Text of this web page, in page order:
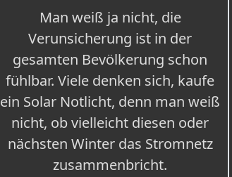
Man weiß ja nicht, die
Verunsicherung ist in der
gesamten Bevölkerung schon
fühlbar. Viele denken sich, kaufe
ein Solar Notlicht, denn man weiß
nicht, ob vielleicht diesen oder
nächsten Winter das Stromnetz
zusammenbricht.